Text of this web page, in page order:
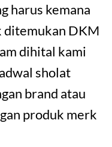
harus kemana
ditemukan DKM
dihital kami
sholat
brand atau
produk merk